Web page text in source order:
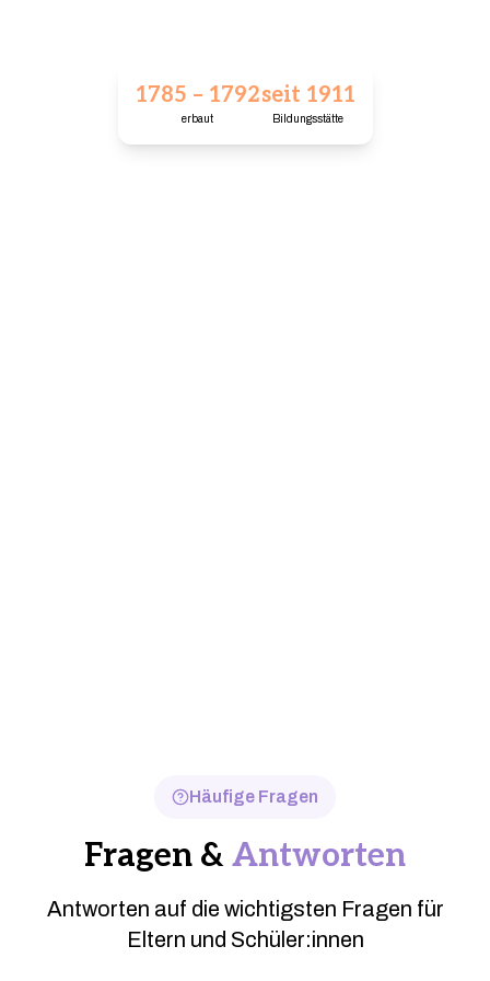
1785 – 1792
erbaut
seit 1911
Bildungsstätte
Häufige Fragen
Fragen & Antworten
Antworten auf die wichtigsten Fragen für
Eltern und Schüler:innen